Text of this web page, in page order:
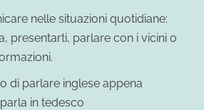
nelle situazioni quotidiane:
presentarti, parlare con i vicini o
di parlare inglese appena
in tedesco